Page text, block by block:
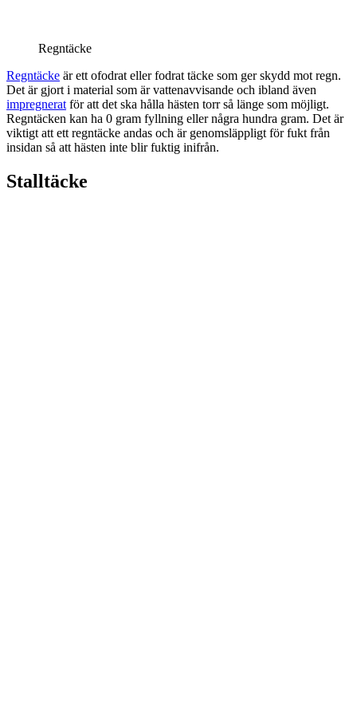
Regntäcke
Regntäcke är ett ofodrat eller fodrat täcke som ger skydd mot regn.
Det är gjort i material som är vattenavvisande och ibland även
impregnerat för att det ska hålla hästen torr så länge som möjligt.
Regntäcken kan ha 0 gram fyllning eller några hundra gram. Det är
viktigt att ett regntäcke andas och är genomsläppligt för fukt från
insidan så att hästen inte blir fuktig inifrån.
Stalltäcke